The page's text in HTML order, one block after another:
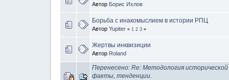
Автор Борис Ихлов
Борьба с инакомыслием в истории РПЦ
Автор Yupiter « 1 2 3 »
Жертвы инквизиции
Автор Roland
Перенесено: Re: Методология
факты, тенденции.